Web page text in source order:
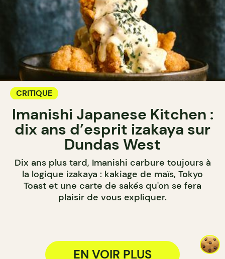
CRITIQUE
Imanishi Japanese Kitchen :
dix ans d’esprit izakaya sur
Dundas West
Dix ans plus tard, Imanishi carbure toujours à
la logique izakaya : kakiage de maïs, Tokyo
Toast et une carte de sakés qu'on se fera
plaisir de vous expliquer.
EN VOIR PLUS